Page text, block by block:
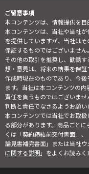
ご留意事項
本コンテンツは、情報提供を目
本コンテンツは、当社や当社
を提供していますが、当社は
保証するものではございません
その他の取引を推奨し、勧誘
想・意見は、将来の結果を保
作成時現在のものであり、今
ます。当社は本コンテンツの
責任を負うものではございま
判断と責任でなさるようお願い
本コンテンツでは当社でお取
る部分があります。商品ごと
くは「契約締結前交付書面」
論見書補完書面」または当社
に関する説明」をよくお読みく